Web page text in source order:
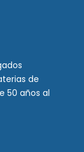
de
50 años al